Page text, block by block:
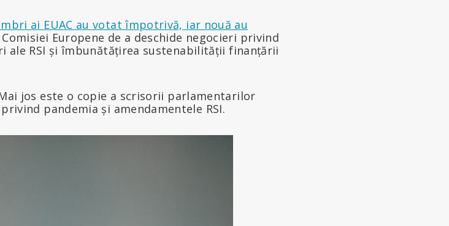
ai EUAC au votat împotrivă, iar nouă au
Europene de a deschide negocieri privind
RSI și îmbunătățirea sustenabilității finanțării
jos este o copie a scrisorii parlamentarilor
pandemia și amendamentele RSI.